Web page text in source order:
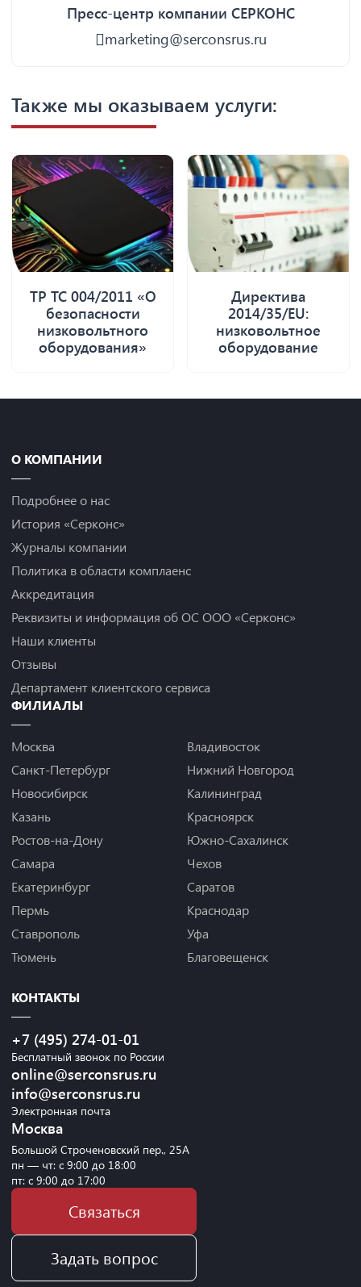
Пресс-центр компании СЕРКОНС
marketing@serconsrus.ru
Также мы оказываем услуги:
ТР ТС 004/2011 «О
безопасности
низковольтного
оборудования»
Директива
2014/35/EU:
низковольтное
оборудование
О КОМПАНИИ
Подробнее о нас
История «Серконс»
Журналы компании
Политика в области комплаенс
Аккредитация
Реквизиты и информация об ОС ООО «Серконс»
Наши клиенты
Отзывы
Департамент клиентского сервиса
ФИЛИАЛЫ
Москва
Санкт-Петербург
Новосибирск
Казань
Ростов-на-Дону
Самара
Екатеринбург
Пермь
Ставрополь
Тюмень
Владивосток
Нижний Новгород
Калининград
Красноярск
Южно-Сахалинск
Чехов
Саратов
Краснодар
Уфа
Благовещенск
КОНТАКТЫ
+7 (495) 274-01-01
Бесплатный звонок по России
online@serconsrus.ru
info@serconsrus.ru
Электронная почта
Москва
Большой Строченовский пер., 25А
пн — чт: с 9:00 до 18:00
пт: с 9:00 до 17:00
Связаться
Задать вопрос